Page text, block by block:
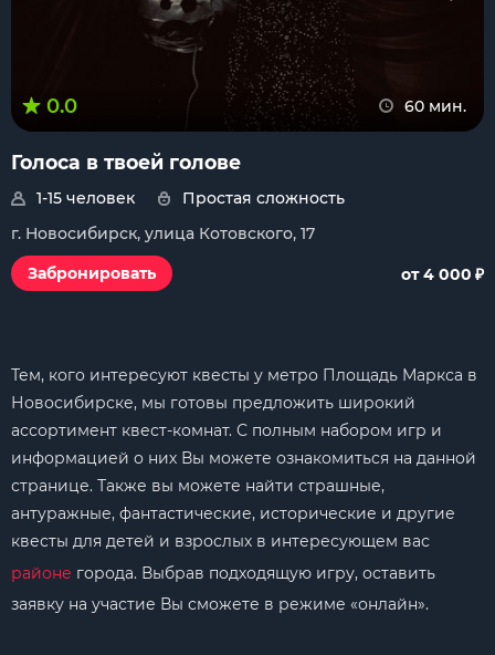
0.0 60 мин.
Голоса в твоей голове
1-15 человек
Простая сложность
г. Новосибирск, улица Котовского, 17
Забронировать
от 4 000 ₽
Тем, кого интересуют квесты у метро Площадь Маркса в
Новосибирске, мы готовы предложить широкий
ассортимент квест-комнат. С полным набором игр и
информацией о них Вы можете ознакомиться на данной
странице. Также вы можете найти страшные,
антуражные, фантастические, исторические и другие
квесты для детей и взрослых в интересующем вас
районе города. Выбрав подходящую игру, оставить
заявку на участие Вы сможете в режиме «онлайн».